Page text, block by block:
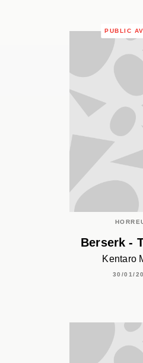
PUBLIC
Berserk -
Kentaro
30/01/